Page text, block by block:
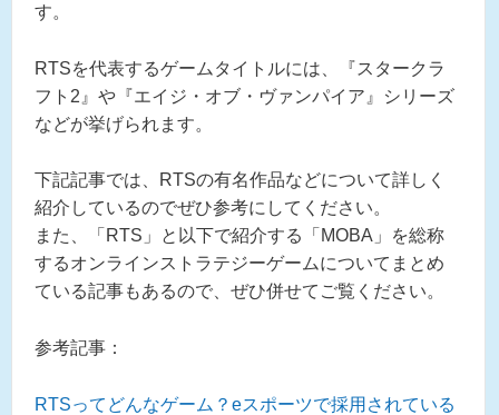
す。
RTSを代表するゲームタイトルには、『スタークラ
フト2』や『エイジ・オブ・ヴァンパイア』シリーズ
などが挙げられます。
下記記事では、RTSの有名作品などについて詳しく
紹介しているのでぜひ参考にしてください。
また、「RTS」と以下で紹介する「MOBA」を総称
するオンラインストラテジーゲームについてまとめ
ている記事もあるので、ぜひ併せてご覧ください。
参考記事：
RTSってどんなゲーム？eスポーツで採用されている